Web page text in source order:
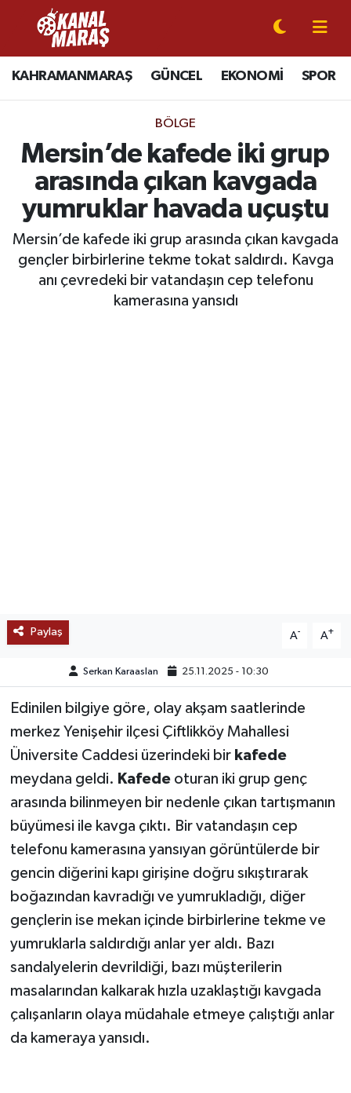
KAHRAMANMARAŞ GÜNCEL EKONOMİ SPOR
BÖLGE
Mersin’de kafede iki grup
arasında çıkan kavgada
yumruklar havada uçuştu
Mersin’de kafede iki grup arasında çıkan kavgada
gençler birbirlerine tekme tokat saldırdı. Kavga
anı çevredeki bir vatandaşın cep telefonu
kamerasına yansıdı
Paylaş A- A+
Serkan Karaaslan 25.11.2025 - 10:30
Edinilen bilgiye göre, olay akşam saatlerinde
merkez Yenişehir ilçesi Çiftlikköy Mahallesi
Üniversite Caddesi üzerindeki bir kafede
meydana geldi. Kafedeoturan iki grup genç
arasında bilinmeyen bir nedenle çıkan tartışmanın
büyümesi ile kavga çıktı. Bir vatandaşın cep
telefonu kamerasına yansıyan görüntülerde bir
gencin diğerini kapı girişine doğru sıkıştırarak
boğazından kavradığı ve yumrukladığı, diğer
gençlerin ise mekan içinde birbirlerine tekme ve
yumruklarla saldırdığı anlar yer aldı. Bazı
sandalyelerin devrildiği, bazı müşterilerin
masalarından kalkarak hızla uzaklaştığı kavgada
çalışanların olaya müdahale etmeye çalıştığı anlar
da kameraya yansıdı.
CANLI YAYIN
KAHRAMANMARAŞ
GÜNCEL
SPOR
SİYASET
EKONOMİ
TREND
OTOMOTİV
TEKNOLOJİ
YAŞAM
KÜLTÜR SANAT
Kahramanmaraş Nöbetçi Eczaneler
Kahramanmaraş Hava Durumu
Kahramanmaraş Namaz Vakitleri
Kahramanmaraş Trafik Yoğunluk Haritası
Süper Lig Puan Durumu ve Fikstür
Tüm Manşetler
Son Dakika Haberleri